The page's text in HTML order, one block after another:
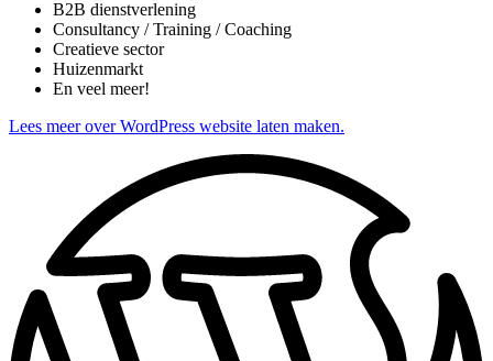
B2B dienstverlening
Consultancy / Training / Coaching
Creatieve sector
Huizenmarkt
En veel meer!
Lees meer over WordPress website laten maken.